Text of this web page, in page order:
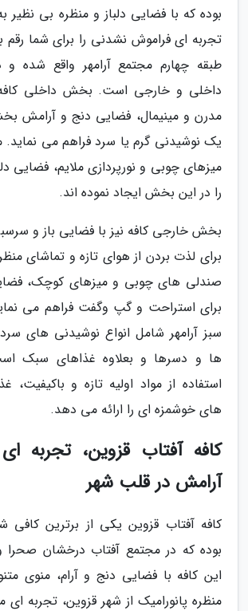
بوده که با فضایی دلباز و منظره بی نظیر
تجربه ای فراموش نشدنی را برای شما رقم
طبقه چهارم مجتمع آرامهر واقع شده
داخلی و خارجی است. بخش داخلی کافه
مدرن و مینیمال، فضایی دنج و آرامش
یک نوشیدنی گرم یا سرد فراهم می نماید.
میزهای چوبی و نورپردازی ملایم،
را در این بخش ایجاد نموده اند.
بخش خارجی کافه نیز با فضایی باز و
برای لذت بردن از هوای تازه و تماشای
صندلی های چوبی و میزهای کوچک،
برای استراحت و گپ وگفت فراهم می
سبز آرامهر شامل انواع نوشیدنی های
ها و دسرها و بعلاوه غذاهای سبک
استفاده از مواد اولیه تازه و باکیفیت،
های خوشمزه ای را ارائه می دهد.
کافه آفتاب قزوین، تجربه
آرامش در قلب شهر
کافه آفتاب قزوین یکی از برترین
بوده که در مجتمع آفتاب درخشان
این کافه با فضایی دنج و آرام، منوی
منظره پانورامیک از شهر قزوین، تجربه ای